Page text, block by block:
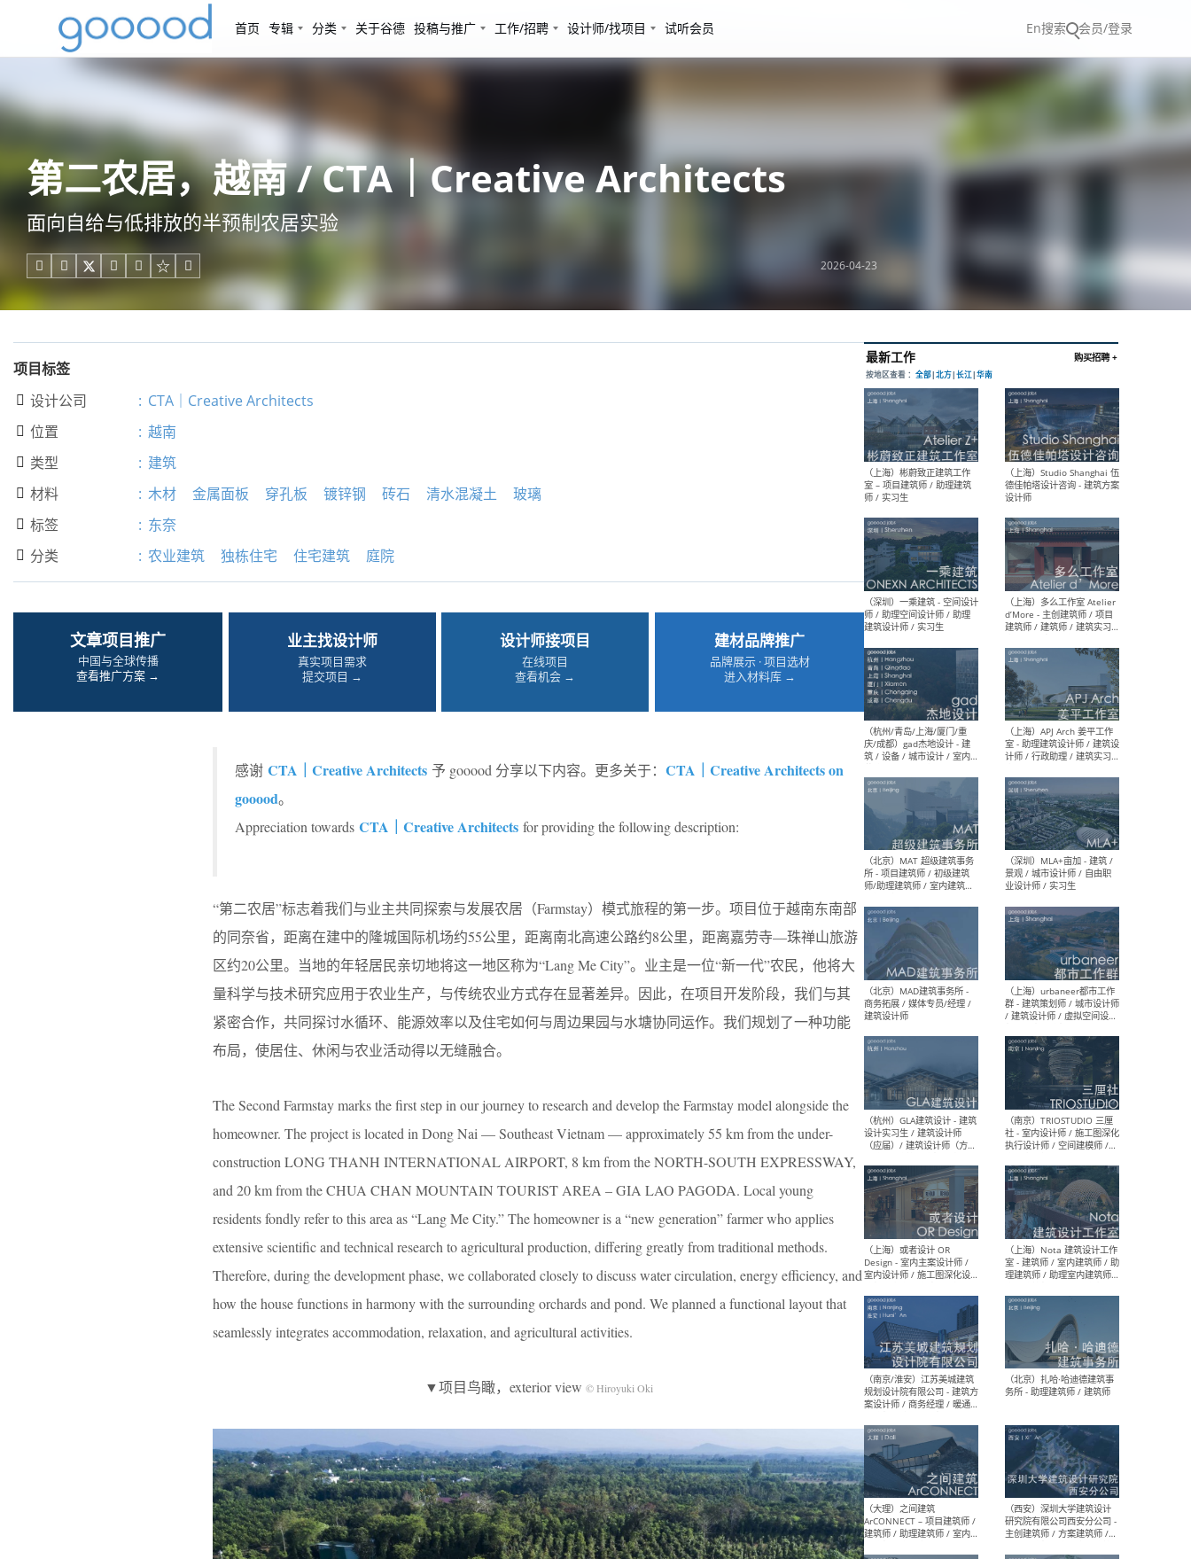
首页 专辑 分类 关于谷德 投稿与推广 工作/招聘 设计师/找项目 试听会员 En搜索 会员/登录
第二农居，越南 / CTA｜Creative Architects
面向自给与低排放的半预制农居实验
     2026-04-23
项目标签
 设计公司 : CTA｜Creative Architects
 位置 : 越南
 类型 : 建筑
 材料 : 木材 金属面板 穿孔板 镀锌钢 砖石 清水混凝土 玻璃
 标签 : 东奈
 分类 : 农业建筑 独栋住宅 住宅建筑 庭院
文章项目推广
中国与全球传播
查看推广方案 →
业主找设计师
真实项目需求
提交项目 →
设计师接项目
在线项目
查看机会 →
建材品牌推广
品牌展示 · 项目选材
进入材料库 →
感谢 CTA｜Creative Architects 予 gooood 分享以下内容。更多关于： CTA｜Creative Architects on
gooood。
Appreciation towards CTA｜Creative Architects for providing the following description:
“第二农居”标志着我们与业主共同探索与发展农居（Farmstay）模式旅程的第一步。项目位于越南东南部
的同奈省，距离在建中的隆城国际机场约55公里，距离南北高速公路约8公里，距离嘉劳寺—珠禅山旅游
区约20公里。当地的年轻居民亲切地将这一地区称为“Lang Me City”。业主是一位“新一代”农民，他将大
量科学与技术研究应用于农业生产，与传统农业方式存在显著差异。因此，在项目开发阶段，我们与其
紧密合作，共同探讨水循环、能源效率以及住宅如何与周边果园与水塘协同运作。我们规划了一种功能
布局，使居住、休闲与农业活动得以无缝融合。
The Second Farmstay marks the first step in our journey to research and develop the Farmstay model alongside the
homeowner. The project is located in Dong Nai — Southeast Vietnam — approximately 55 km from the under-
construction LONG THANH INTERNATIONAL AIRPORT, 8 km from the NORTH-SOUTH EXPRESSWAY,
and 20 km from the CHUA CHAN MOUNTAIN TOURIST AREA – GIA LAO PAGODA. Local young
residents fondly refer to this area as “Lang Me City.” The homeowner is a “new generation” farmer who applies
extensive scientific and technical research to agricultural production, differing greatly from traditional methods.
Therefore, during the development phase, we collaborated closely to discuss water circulation, energy efficiency, and
how the house functions in harmony with the surrounding orchards and pond. We planned a functional layout that
seamlessly integrates accommodation, relaxation, and agricultural activities.
▼项目鸟瞰，exterior view © Hiroyuki Oki
最新工作
按地区查看 ：全部|北方|长江
（上海）彬蔚致正建筑工作
室 – 项目建筑师 / 助理建筑
师 / 实习生
（深圳）一乘建筑 - 空间设计
师 / 助理空间设计师 / 助理
建筑设计师 / 实习生
（杭州/青岛/上海/厦门/重
庆/成都）gad杰地设计 - 建
筑 / 设备 / 城市设计 / 室内 /
幕墙 / BIM / 成本 / 工程 / 运
营 / 品牌 / 观点views / 实习
等
（北京）MAT 超级建筑事务
所 - 项目建筑师 / 初级建筑
/ 实习生
（北京）MAD建筑事务所 -
商务拓展 / 媒体专员/经理 /
建筑设计师
（杭州）GLA建筑设计 - 建筑
设计实习生 / 建筑设计师
（应届）/ 建筑设计师（方案
设计）/ 建筑设计师（施工
图）/ 结构设计师 / 给排水设
计师
（上海）或者设计 OR
Design - 室内主案设计师 /
室内设计师 / 施工图深化设
计师 / 室内设计助理 / 新媒
体运营